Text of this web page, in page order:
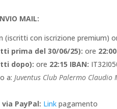
MAIL:
(iscritti con iscrizione premium)
prima del 30/06/25): ore 22:00
dopo): ore 22:15 IBAN:
a: Juventus Club Palermo Claudio
PayPal: Link pagamento